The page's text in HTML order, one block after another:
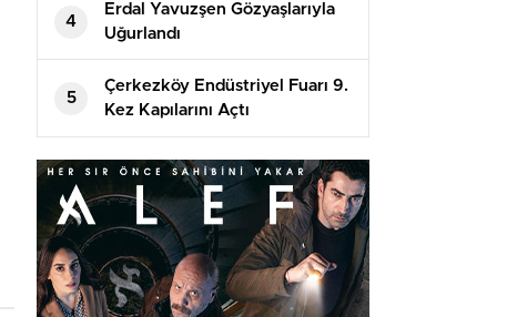
4
Erdal Yavuzşen Gözyaşlarıyla
Uğurlandı
5
Çerkezköy Endüstriyel Fuarı 9.
Kez Kapılarını Açtı